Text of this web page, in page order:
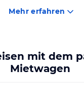
Mehr erfahren
mit dem
Mietwagen